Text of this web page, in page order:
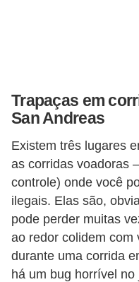
Trapaças em
San Andreas
Existem três lugares
as corridas voadoras
controle) onde você
ilegais. Elas são,
pode perder muitas
ao redor colidem com
durante uma corrida
há um bug horrível
c
a
i
a
d
a
s